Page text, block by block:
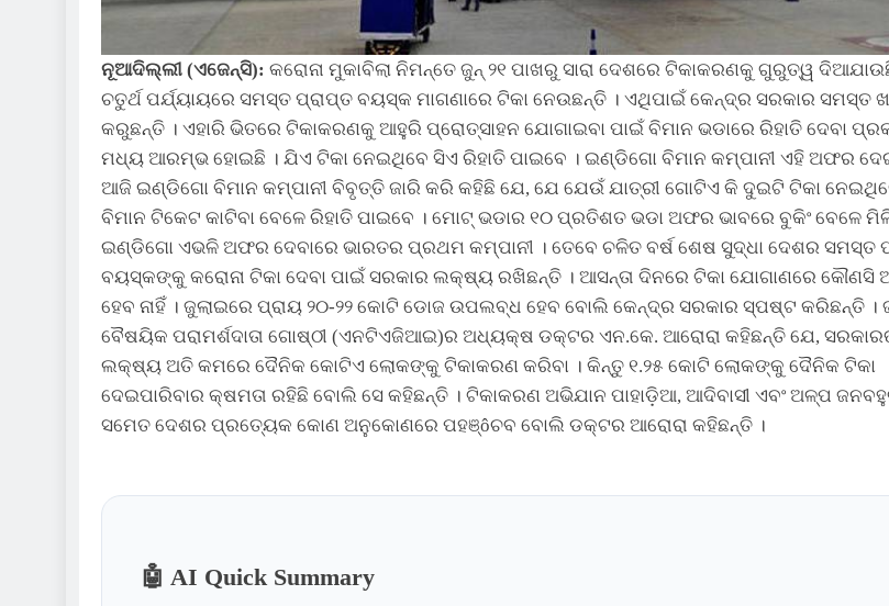
ନୂଆଦିଲ୍ଲୀ (ଏଜେନ୍ସି): କରୋନା ମୁକାବିଲା ନିମନ୍ତେ ଜୁନ୍ ୨୧ ପାଖରୁ ସାରା ଦେଶରେ ଟିକାକରଣକୁ ଗୁରୁତ୍ୱ
ଚତୁର୍ଥ ପର୍ଯ୍ୟାୟରେ ସମସ୍ତ ପ୍ରାପ୍ତ ବୟସ୍କ ମାଗଣାରେ ଟିକା ନେଉଛନ୍ତି । ଏଥିପାଇଁ କେନ୍ଦ୍ର ସରକାର ସମସ୍ତ
କରୁଛନ୍ତି । ଏହାରି ଭିତରେ ଟିକାକରଣକୁ ଆହୁରି ପ୍ରୋତ୍ସାହନ ଯୋଗାଇବା ପାଇଁ ବିମାନ ଭଡାରେ ରିହାତି ଦେବା
ମଧ୍ୟ ଆରମ୍ଭ ହୋଇଛି । ଯିଏ ଟିକା ନେଇଥିବେ ସିଏ ରିହାତି ପାଇବେ । ଇଣ୍ଡିଗୋ ବିମାନ କମ୍ପାନୀ ଏହି ଅଫର
ଆଜି ଇଣ୍ଡିଗୋ ବିମାନ କମ୍ପାନୀ ବିବୃତ୍ତି ଜାରି କରି କହିଛି ଯେ, ଯେ ଯେଉଁ ଯାତ୍ରୀ ଗୋଟିଏ କି ଦୁଇଟି ଟିକା
ବିମାନ ଟିକେଟ କାଟିବା ବେଳେ ରିହାତି ପାଇବେ । ମୋଟ୍ ଭଡାର ୧୦ ପ୍ରତିଶତ ଭଡା ଅଫର ଭାବରେ ବୁକିଂ ବେଳେ
ଇଣ୍ଡିଗୋ ଏଭଳି ଅଫର ଦେବାରେ ଭାରତର ପ୍ରଥମ କମ୍ପାନୀ । ତେବେ ଚଳିତ ବର୍ଷ ଶେଷ ସୁଦ୍ଧା ଦେଶର ସମସ୍ତ
ବୟସ୍କଙ୍କୁ କରୋନା ଟିକା ଦେବା ପାଇଁ ସରକାର ଲକ୍ଷ୍ୟ ରଖିଛନ୍ତି । ଆସନ୍ତା ଦିନରେ ଟିକା ଯୋଗାଣରେ କୌଣସି
ହେବ ନାହିଁ । ଜୁଲାଇରେ ପ୍ରାୟ ୨୦-୨୨ କୋଟି ଡୋଜ ଉପଲବ୍ଧ ହେବ ବୋଲି କେନ୍ଦ୍ର ସରକାର ସ୍ପଷ୍ଟ କରିଛନ୍ତି ।
ବୈଷୟିକ ପରାମର୍ଶଦାତା ଗୋଷ୍ଠୀ (ଏନଟିଏଜିଆଇ)ର ଅଧ୍ୟକ୍ଷ ଡକ୍ଟର ଏନ.କେ. ଆରୋରା କହିଛନ୍ତି ଯେ,
ଲକ୍ଷ୍ୟ ଅତି କମରେ ଦୈନିକ କୋଟିଏ ଲୋକଙ୍କୁ ଟିକାକରଣ କରିବା । କିନ୍ତୁ ୧.୨୫ କୋଟି ଲୋକଙ୍କୁ ଦୈନିକ ଟିକା
ଦେଇପାରିବାର କ୍ଷମତା ରହିଛି ବୋଲି ସେ କହିଛନ୍ତି । ଟିକାକରଣ ଅଭିଯାନ ପାହାଡ଼ିଆ, ଆଦିବାସୀ ଏବଂ ଅଳ୍ପ
ସମେତ ଦେଶର ପ୍ରତ୍ୟେକ କୋଣ ଅନୁକୋଣରେ ପହଞ୍ôଚବ ବୋଲି ଡକ୍ଟର ଆରୋରା କହିଛନ୍ତି ।
🤖 AI Quick Summary